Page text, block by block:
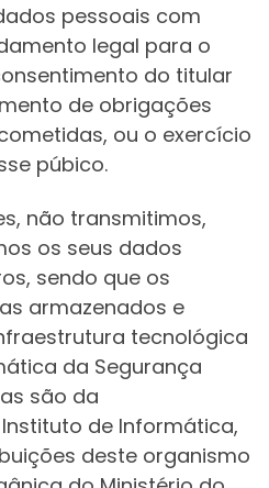
pessoais com
legal para o
do titular
de obrigações
ou o exercício
púbico.
não transmitimos,
os seus dados
sendo que os
armazenados e
tecnológica
da Segurança
são da
de Informática,
deste organismo